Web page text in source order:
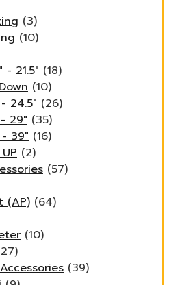
(3)
(10)
- 21.5" (18)
(10)
24.5" (26)
29" (35)
39" (16)
(2)
(57)
(AP) (64)
(10)
(39)